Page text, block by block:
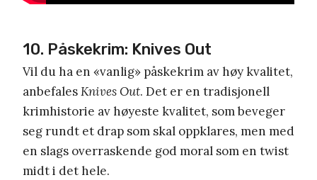
10. Påskekrim: Knives Out
Vil du ha en «vanlig» påskekrim av høy kvalitet,
anbefalesKnives Out. Det er en tradisjonell
krimhistorie av høyeste kvalitet, som beveger
seg rundt et drap som skal oppklares, men med
en slags overraskende god moral som en twist
midt i det hele.